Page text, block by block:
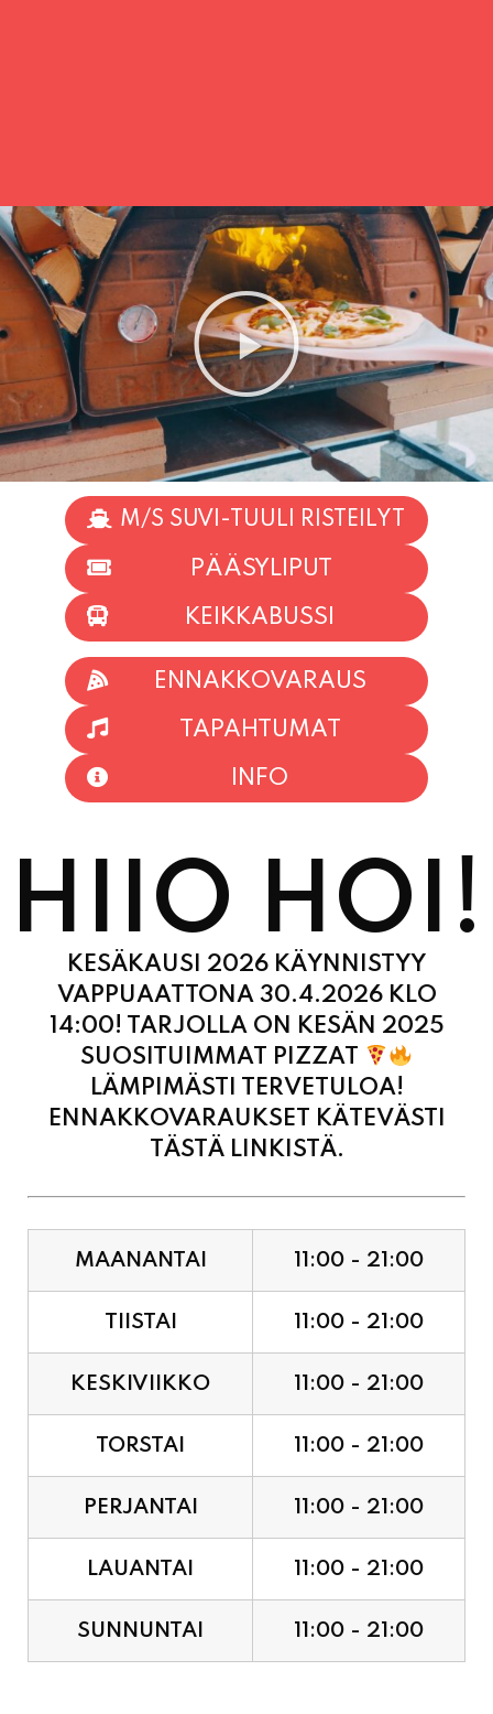
M/S SUVI-TUULI RISTEILYT
PÄÄSYLIPUT
KEIKKABUSSI
ENNAKKOVARAUS
TAPAHTUMAT
INFO
HIIO HOI!
KESÄKAUSI 2026 KÄYNNISTYY
VAPPUAATTONA 30.4.2026 KLO
14:00! TARJOLLA ON KESÄN 2025
SUOSITUIMMAT PIZZAT
LÄMPIMÄSTI TERVETULOA!
ENNAKKOVARAUKSET KÄTEVÄSTI
TÄSTÄ LINKISTÄ.
MAANANTAI 11:00 - 21:00
TIISTAI 11:00 - 21:00
KESKIVIIKKO 11:00 - 21:00
TORSTAI 11:00 - 21:00
PERJANTAI 11:00 - 21:00
LAUANTAI 11:00 - 21:00
SUNNUNTAI 11:00 - 21:00